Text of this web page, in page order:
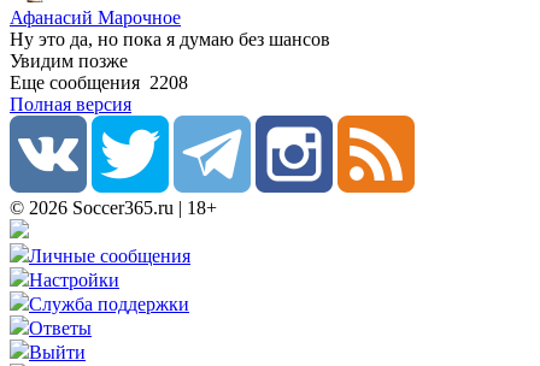
Афанасий Марочное
Ну это да, но пока я думаю без шансов
Увидим позже
Еще сообщения 2208
Полная версия
© 2026 Soccer365.ru | 18+
Личные сообщения
Настройки
Служба поддержки
Ответы
Выйти